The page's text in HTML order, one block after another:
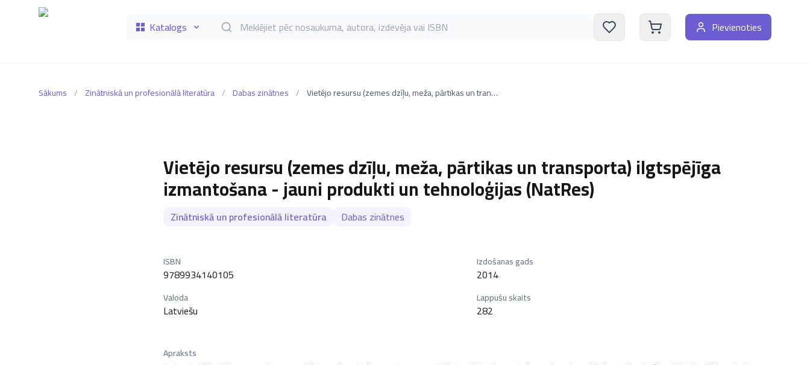
Katalogs Meklēt grāmatas pēc nosaukuma, autora, izdevēja vai ISBN Pievienoties
Sākums / Zinātniskā un profesionālā literatūra / Dabas zinātnes / Vietējo resursu (zemes dzīļu, meža, pārtikas un transporta) ilgtspējīga izmantošana - jauni produkti un tehnoloģijas (NatRes)
Vietējo resursu (zemes dzīļu, meža, pārtikas un transporta) ilgtspējīga
izmantošana - jauni produkti un tehnoloģijas (NatRes)
Zinātniskā un profesionālā literatūra Dabas zinātnes
ISBN
9789934140105
Izdošanas gads
2014
Valoda
Latviešu
Lappušu skaits
282
Apraksts